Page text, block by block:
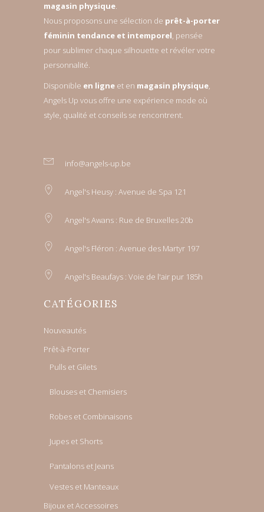
magasin physique.
Nous proposons une sélection de prêt-à-porter
féminin tendance et intemporel, pensée
pour sublimer chaque silhouette et révéler votre
personnalité.
Disponible en ligne et en magasin physique,
Angels Up vous offre une expérience mode où
style, qualité et conseils se rencontrent.
info@angels-up.be
Angel's Heusy : Avenue de Spa 121
Angel's Awans : Rue de Bruxelles 20b
Angel's Fléron : Avenue des Martyr 197
Angel's Beaufays : Voie de l'air pur 185h
CATÉGORIES
Nouveautés
Prêt-à-Porter
Pulls et Gilets
Blouses et Chemisiers
Robes et Combinaisons
Jupes et Shorts
Pantalons et Jeans
Vestes et Manteaux
Bijoux et Accessoires